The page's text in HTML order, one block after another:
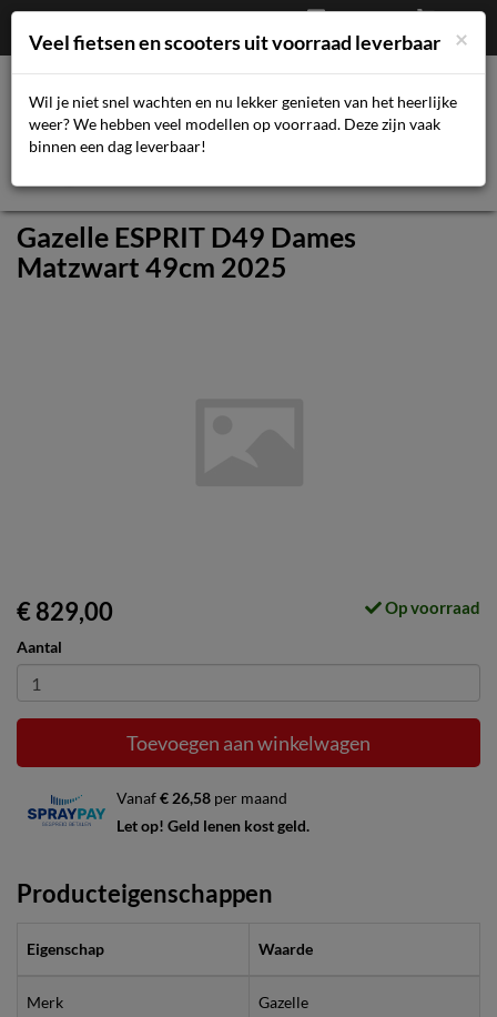
€0,00
Afrekenen
Mijn account
Gazelle ESPRIT D49 Dames
Matzwart 49cm 2025
€ 829,00 Op voorraad
Aantal
Toevoegen aan winkelwagen
Vanaf€ 26,58 per maand
Let op! Geld lenen kost geld.
Producteigenschappen
Eigenschap Waarde
Merk Gazelle
×
Veel fietsen en scooters uit voorraad leverbaar
Wil je niet snel wachten en nu lekker genieten van het heerlijke
weer? We hebben veel modellen op voorraad. Deze zijn vaak
binnen een dag leverbaar!